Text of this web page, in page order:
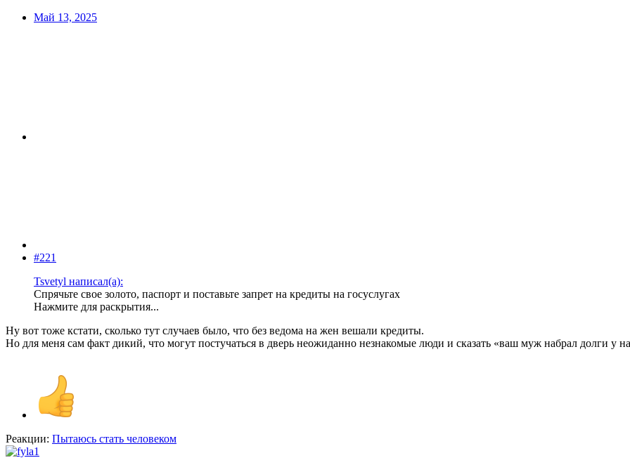
Май 13, 2025
#221
Tsvetyl написал(а):
Спрячьте свое золото, паспорт и поставьте запрет на кредиты на госуслугах
Нажмите для раскрытия...
Ну вот тоже кстати, сколько тут случаев было, что без ведома на жен вешали кредиты.
Но для меня сам факт дикий, что могут постучаться в дверь неожиданно незнакомые люди и сказать «ваш муж набрал долги у
Реакции: Пытаюсь стать человеком